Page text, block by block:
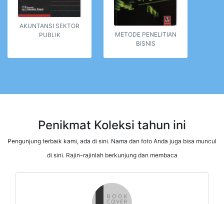
AKUNTANSI SEKTOR
PUBLIK
METODE PENELITIAN
BISNIS
Penikmat Koleksi tahun ini
Pengunjung terbaik kami, ada di sini. Nama dan foto Anda juga bisa muncul
di sini. Rajin-rajinlah berkunjung dan membaca